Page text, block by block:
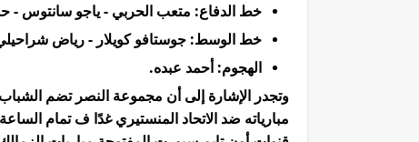
خط الدفاع: متعب الحربي - ياجو سانتوس -
خط الوسط: جوستافو كويلار - رياض شراحيلي
الهجوم: أحمد عبده.
وتجدر الإشارة إلى أن مجموعة النصر تضم